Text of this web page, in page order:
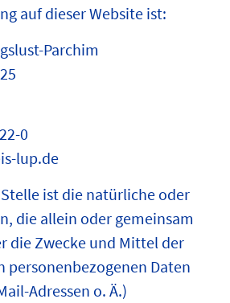
auf dieser Website ist:
Parchim
0
lup.de
ist die natürliche oder
die allein oder gemeinsam
die Zwecke und Mittel der
personenbezogenen Daten
Adressen o. Ä.)